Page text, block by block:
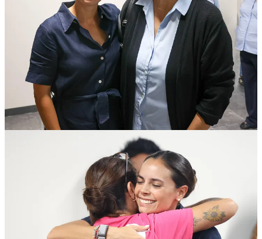
Compartir
Discusión sobre este post
Comentarios Restacks
Debates